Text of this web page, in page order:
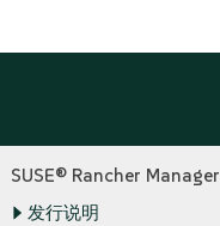
SUSE® Rancher Manager
发行说明